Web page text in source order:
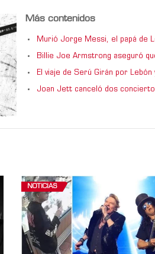
Más contenidos
Murió Jorge Messi, el papá de
Billie Joe Armstrong aseguró
El viaje de Serú Girán por Lebón
Joan Jett canceló dos
NOTICIAS